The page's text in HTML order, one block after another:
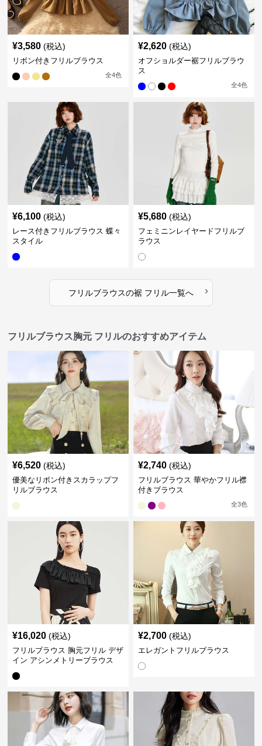
¥3,580 (税込)
リボン付きフリルブラウス
全4色
¥2,620 (税込)
オフショルダー裾フリルブラウ
ス
全4色
¥6,100 (税込)
レース付きフリルブラウス 蝶々
スタイル
¥5,680 (税込)
フェミニンレイヤードフリルブ
ラウス
フリルブラウスの裾 フリル一覧へ ›
フリルブラウス胸元 フリルのおすすめアイテム
¥6,520 (税込)
優美なリボン付きスカラップフ
リルブラウス
¥2,740 (税込)
フリルブラウス 華やかフリル襟
付きブラウス
全3色
¥16,020 (税込)
フリルブラウス 胸元フリル デザ
イン アシンメトリーブラウス
¥2,700 (税込)
エレガントフリルブラウス